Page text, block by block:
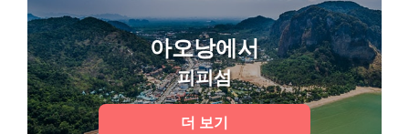
아오낭에서
피피섬
더 보기